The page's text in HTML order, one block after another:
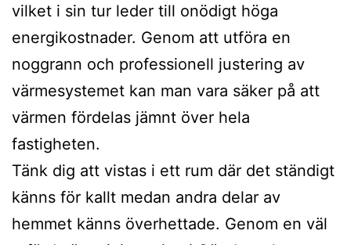
vilket i sin tur leder till onödigt höga
energikostnader. Genom att utföra en
noggrann och professionell justering av
värmesystemet kan man vara säker på att
värmen fördelas jämnt över hela
fastigheten.
Tänk dig att vistas i ett rum där det ständigt
känns för kallt medan andra delar av
hemmet känns överhettade. Genom en väl